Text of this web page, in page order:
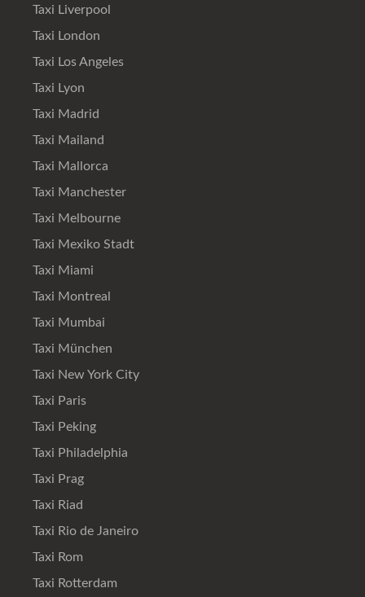
Taxi Liverpool
Taxi London
Taxi Los Angeles
Taxi Lyon
Taxi Madrid
Taxi Mailand
Taxi Mallorca
Taxi Manchester
Taxi Melbourne
Taxi Mexiko Stadt
Taxi Miami
Taxi Montreal
Taxi Mumbai
Taxi München
Taxi New York City
Taxi Paris
Taxi Peking
Taxi Philadelphia
Taxi Prag
Taxi Riad
Taxi Rio de Janeiro
Taxi Rom
Taxi Rotterdam